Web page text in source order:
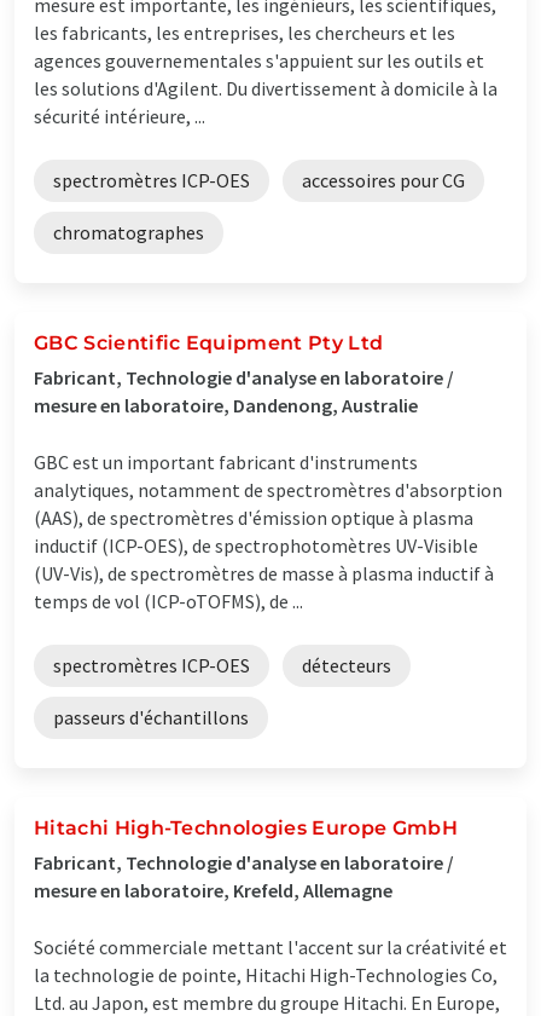
les fabricants, les entreprises, les chercheurs et les
agences gouvernementales s'appuient sur les outils et
les solutions d'Agilent. Du divertissement à domicile à la
sécurité intérieure, ...
spectromètres ICP-OES accessoires pour CG
chromatographes
GBC Scientific Equipment Pty Ltd
Fabricant, Technologie d'analyse en laboratoire /
mesure en laboratoire, Dandenong, Australie
GBC est un important fabricant d'instruments
analytiques, notamment de spectromètres d'absorption
(AAS), de spectromètres d'émission optique à plasma
inductif (ICP-OES), de spectrophotomètres UV-Visible
(UV-Vis), de spectromètres de masse à plasma inductif à
temps de vol (ICP-oTOFMS), de ...
spectromètres ICP-OES détecteurs
passeurs d'échantillons
Hitachi High-Technologies Europe GmbH
Fabricant, Technologie d'analyse en laboratoire /
mesure en laboratoire, Krefeld, Allemagne
Société commerciale mettant l'accent sur la créativité et
la technologie de pointe, Hitachi High-Technologies Co,
Ltd. au Japon, est membre du groupe Hitachi. En Europe,